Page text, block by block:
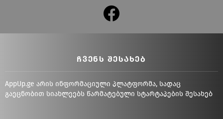
facebook
ᲩᲕᲔᲜᲡ ᲨᲔᲡᲐᲮᲔᲑ
AppUp.ge არის ინფორმაციული პლატფორმა, სადაც
გაეცნობით სიახლეებს წარმატებული სტარტაპების შესახებ